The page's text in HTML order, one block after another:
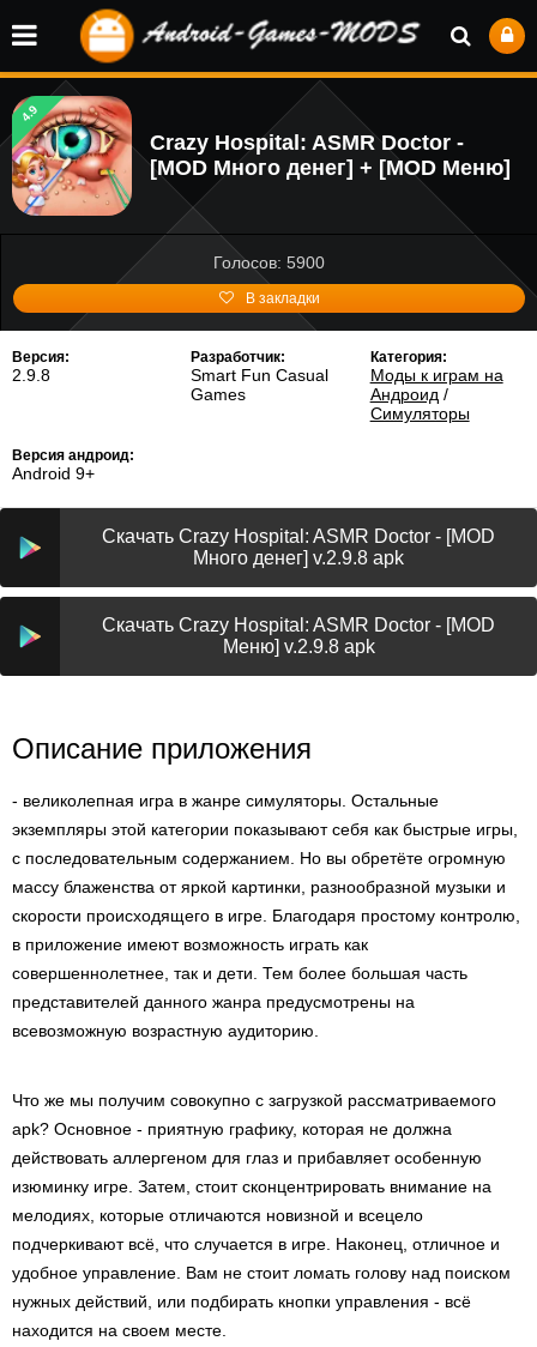
4.9
Crazy Hospital: ASMR Doctor -
[MOD Много денег] + [MOD Меню]
Голосов: 5900
В закладки
Версия:
2.9.8
Разработчик:
Smart Fun Casual
Games
Категория:
Моды к играм на
Андроид /
Симуляторы
Версия андроид:
Android 9+
Скачать Crazy Hospital: ASMR Doctor - [MOD
Много денег] v.2.9.8 apk
Скачать Crazy Hospital: ASMR Doctor - [MOD
Меню] v.2.9.8 apk
Описание приложения
- великолепная игра в жанре симуляторы. Остальные
экземпляры этой категории показывают себя как быстрые игры,
с последовательным содержанием. Но вы обретёте огромную
массу блаженства от яркой картинки, разнообразной музыки и
скорости происходящего в игре. Благодаря простому контролю,
в приложение имеют возможность играть как
совершеннолетнее, так и дети. Тем более большая часть
представителей данного жанра предусмотрены на
всевозможную возрастную аудиторию.
Что же мы получим совокупно с загрузкой рассматриваемого
apk? Основное - приятную графику, которая не должна
действовать аллергеном для глаз и прибавляет особенную
изюминку игре. Затем, стоит сконцентрировать внимание на
мелодиях, которые отличаются новизной и всецело
подчеркивают всё, что случается в игре. Наконец, отличное и
удобное управление. Вам не стоит ломать голову над поиском
нужных действий, или подбирать кнопки управления - всё
находится на своем месте.